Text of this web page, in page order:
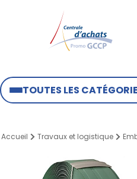
TOUTES LES
Accueil Travaux et logistique